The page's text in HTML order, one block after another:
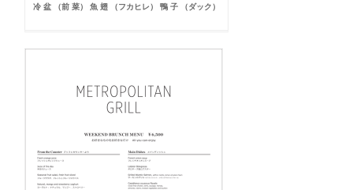
冷 盆 （前 菜） 魚 翅 （フカヒレ） 鴨 子 （ダック）